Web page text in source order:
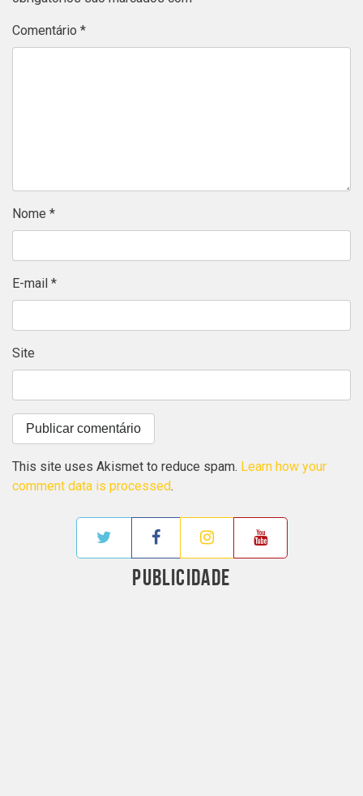
Comentário *
Nome *
E-mail *
Site
This site uses Akismet to reduce spam. Learn how your
comment data is processed.
PUBLICIDADE